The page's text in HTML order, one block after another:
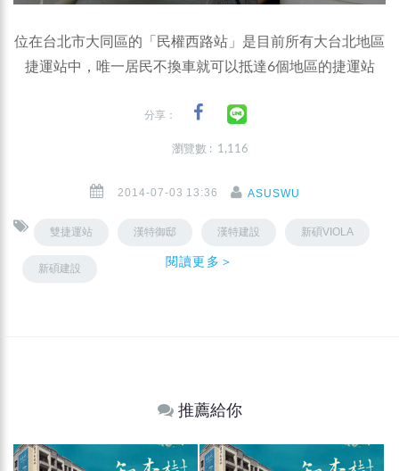
位在台北市大同區的「民權西路站」是目前所有大台北地區
捷運站中，唯一居民不換車就可以抵達6個地區的捷運站
分享：
瀏覽數 : 1,116
2014-07-03 13:36 ASUSWU
雙捷運站 漢特御邸 漢特建設 新碩VIOLA
新碩建設 閱讀更多＞
推薦給你